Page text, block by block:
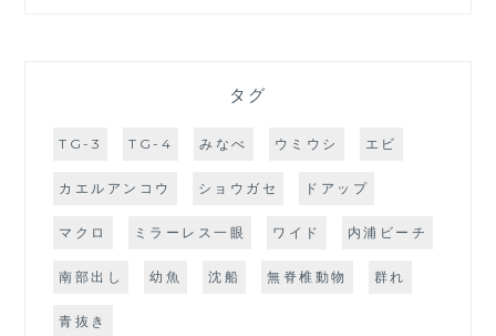
タグ
TG-3 TG-4 みなべ ウミウシ エビ
カエルアンコウ ショウガセ ドアップ
マクロ ミラーレス一眼 ワイド 内浦ビーチ
南部出し 幼魚 沈船 無脊椎動物 群れ
青抜き